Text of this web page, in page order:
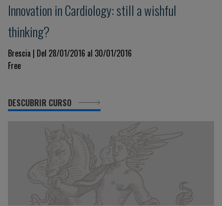
Innovation in Cardiology: still a wishful
thinking?
Brescia | Del 28/01/2016 al 30/01/2016
Free
DESCUBRIR CURSO